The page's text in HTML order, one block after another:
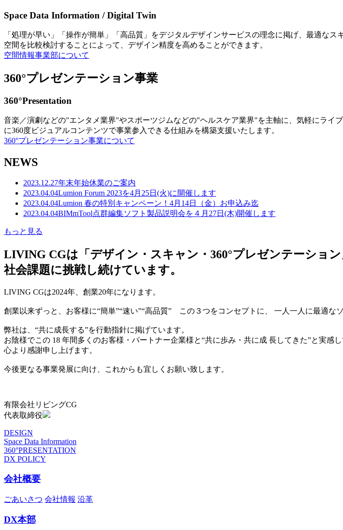
Space Data Information / Digital Twin
「処理が早い」「操作が簡単」「高品質」をデジタルデザインサービスの理念に掲げ、最適な
空間を比較検討することによって、デザイン精度を高めることができます。
空間情報事業部について
360°プレゼンテーション事業
360°Presentation
音楽／演劇などの"エンタメ業界"やスポーツジムなどの"ヘルスケア業界"を主軸に、気軽にライ
に360度ビジュアルコンテンツで事業参入できる仕組みを構築支援いたします。
360°プレゼンテーション事業について
NEWS
2023.12.27年末年始休業のご案内
2023.04.04Lumion Forum 2023を4月25日(火)に開催します
2023.04.04Lumion 春の特別キャンペーン！4月14日（金）お申込み迄
2023.04.04BIMmTool点群編集ソフト製品説明会を４月27日(木)開催します
もっと見る
LIVING CGは「デザイン・スキャン・360°プレゼンテーショ
社会課題に挑戦し続けています。
LIVING CGは2024年、創業20年になります。
創業以来ずっと、お客様に“簡単”“速い”“高品質” この３つをコンセプトに、 一人一人に最適な
弊社は、“共に成長する”を行動指針に掲げています。
お陰様でこの 18 年間多くのお客様・パートナー企業様と“共に歩み・共に成 長してきた”と実感し
心より感謝申し上げます。
今後更なる事業発展に向け、これからも宜しくお願い致します。
有限会社リビングCG
代表取締役
DESIGN
Space Data Information
360°PRESENTATION
DX POLICY
会社概要
ごあいさつ 会社情報 沿革
DX本部